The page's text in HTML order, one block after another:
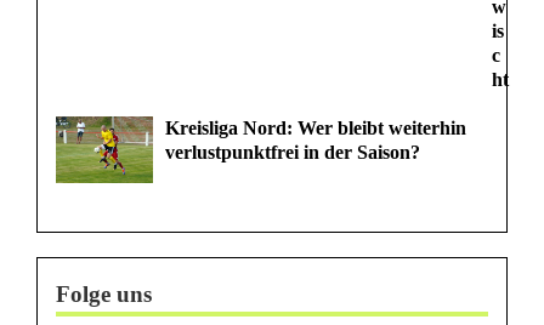
w
is
c
ht
Kreisliga Nord: Wer bleibt weiterhin
verlustpunktfrei in der Saison?
Folge uns